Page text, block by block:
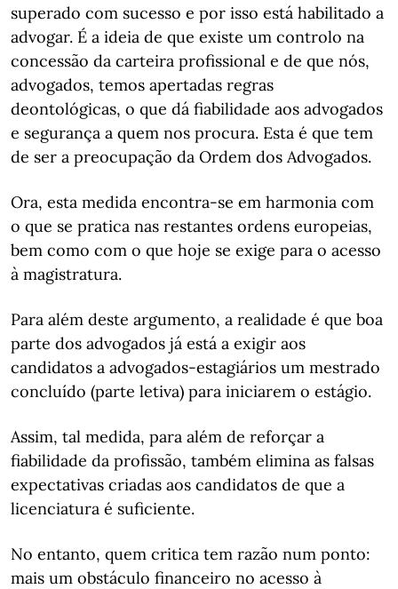
superado com sucesso e por isso está habilitado a
advogar. É a ideia de que existe um controlo na
concessão da carteira profissional e de que nós,
advogados, temos apertadas regras
deontológicas, o que dá fiabilidade aos advogados
e segurança a quem nos procura. Esta é que tem
de ser a preocupação da Ordem dos Advogados.
Ora, esta medida encontra-se em harmonia com
o que se pratica nas restantes ordens europeias,
bem como com o que hoje se exige para o acesso
à magistratura.
Para além deste argumento, a realidade é que boa
parte dos advogados já está a exigir aos
candidatos a advogados-estagiários um mestrado
concluído (parte letiva) para iniciarem o estágio.
Assim, tal medida, para além de reforçar a
fiabilidade da profissão, também elimina as falsas
expectativas criadas aos candidatos de que a
licenciatura é suficiente.
No entanto, quem critica tem razão num ponto:
mais um obstáculo financeiro no acesso à